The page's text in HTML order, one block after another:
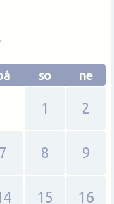
so ne
1 2
7 8 9
15 16